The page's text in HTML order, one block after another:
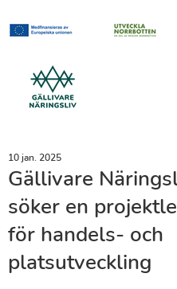
Gällivare
söker en
för handels- och
platsutveckling
10 jan. 2025